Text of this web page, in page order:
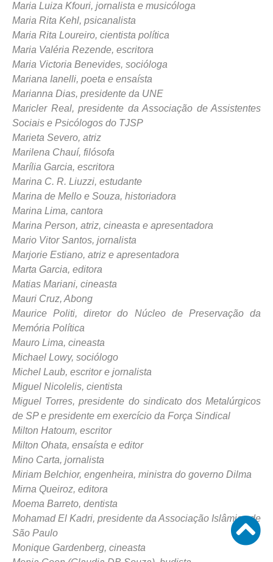
Maria Luiza Kfouri, jornalista e musicóloga
Maria Rita Kehl, psicanalista
Maria Rita Loureiro, cientista política
Maria Valéria Rezende, escritora
Maria Victoria Benevides, socióloga
Mariana Ianelli, poeta e ensaísta
Marianna Dias, presidente da UNE
Maricler Real, presidente da Associação de Assistentes
Sociais e Psicólogos do TJSP
Marieta Severo, atriz
Marilena Chauí, filósofa
Marília Garcia, escritora
Marina C. R. Liuzzi, estudante
Marina de Mello e Souza, historiadora
Marina Lima, cantora
Marina Person, atriz, cineasta e apresentadora
Mario Vitor Santos, jornalista
Marjorie Estiano, atriz e apresentadora
Marta Garcia, editora
Matias Mariani, cineasta
Mauri Cruz, Abong
Maurice Politi, diretor do Núcleo de Preservação da
Memória Política
Mauro Lima, cineasta
Michael Lowy, sociólogo
Michel Laub, escritor e jornalista
Miguel Nicolelis, cientista
Miguel Torres, presidente do sindicato dos Metalúrgicos
de SP e presidente em exercício da Força Sindical
Milton Hatoum, escritor
Milton Ohata, ensaísta e editor
Mino Carta, jornalista
Miriam Belchior, engenheira, ministra do governo Dilma
Mirna Queiroz, editora
Moema Barreto, dentista
Mohamad El Kadri, presidente da Associação Islâmica de
São Paulo
Monique Gardenberg, cineasta